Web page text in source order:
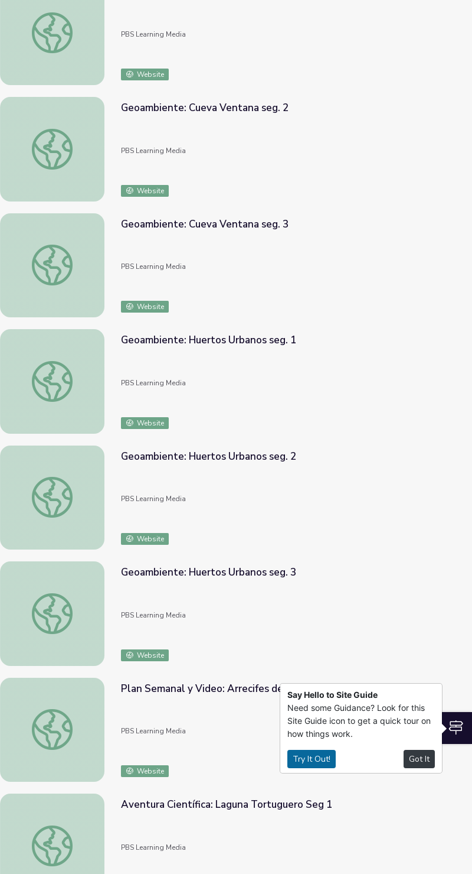
Geoambiente: Cueva Ventana seg. 1
PBS Learning Media
Website
Geoambiente: Cueva Ventana seg. 2
Geoambiente: Cueva Ventana seg. 2
PBS Learning Media
Website
Geoambiente: Cueva Ventana seg. 3
Geoambiente: Cueva Ventana seg. 3
PBS Learning Media
Website
Geoambiente: Huertos Urbanos seg. 1
Geoambiente: Huertos Urbanos seg. 1
PBS Learning Media
Website
Geoambiente: Huertos Urbanos seg. 2
Geoambiente: Huertos Urbanos seg. 2
PBS Learning Media
Website
Geoambiente: Huertos Urbanos seg. 3
Geoambiente: Huertos Urbanos seg. 3
PBS Learning Media
Website
Plan Semanal y Video: Arrecifes de Isla Verde Seg 3
Plan Semanal y Video: Arrecifes de Isla Verde Seg 3
PBS Learning Media
Website
Aventura Científica: Laguna Tortuguero Seg 1
Aventura Científica: Laguna Tortuguero Seg 1
PBS Learning Media
Say Hello to Site Guide
Need some Guidance? Look for this
Site Guide icon to get a quick tour on
how things work.
Try It Out! Got It